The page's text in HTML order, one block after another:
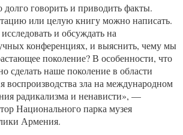
говорить и приводить факты.
или целую книгу можно написать.
и обсуждать на
конференциях, и выяснить, чему мы
поколение? В особенности, что
сделать наше поколение в области
воспроизводства зла на международном
радикализма и ненависти», —
Национального парка музея
Армения.